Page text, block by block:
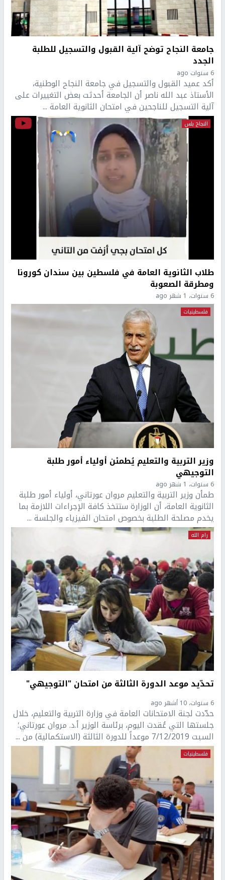
جامعة النجاح توضح آلية القبول والتسجيل للطلبة
الجدد
6 سنوات ago
أكد عميد القبول والتسجيل في جامعة النجاح الوطنية،
الأستاذ عبد الله ناصر أن الجامعة أحدثت بعض التغييرات على
آلية التسجيل للناجحين في امتحان الثانوية العامة ...
النجاح بلس
طلاب الثانوية العامة في فلسطين بين سندان كورونا
ومطرقة الصعوبة
6 سنوات، 1 شهر ago
فلسطينيات
وزير التربية والتعليم يُطمئن أولياء أمور طلبة
التوجيهي
6 سنوات، 1 شهر ago
طمأن وزير التربية والتعليم مروان عورتاني، أولياء أمور طلبة
الثانوية العامة، أن الوزارة ستتخذ كافة الإجراءات اللازمة بما
يخدم مصلحة الطلبة بخصوص امتحان الفيزياء والجلسة ...
رام الله
تحدّيد موعد الدورة الثالثة من امتحان "التوجيهي"
6 سنوات، 10 أشهر ago
حدّدت لجنة الامتحانات العامة في وزارة التربية والتعليم، خلال
جلستها التي عُقدت اليوم، برئاسة الوزير أ.د. مروان عورتاني؛
السبت 7/12/2019 موعداً للدورة الثالثة (الاستكمالية) من ...
فلسطينيات